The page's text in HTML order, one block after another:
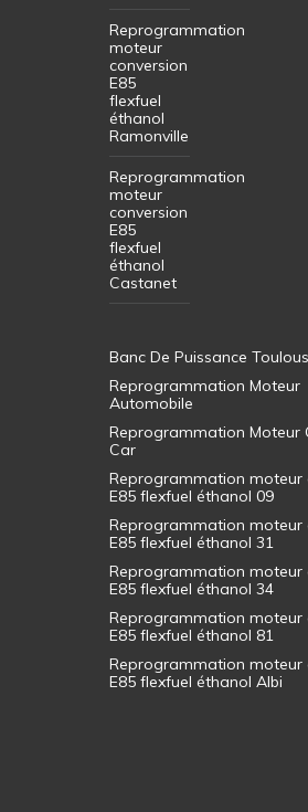
Reprogrammation
moteur
conversion
E85
flexfuel
éthanol
Ramonville
Reprogrammation
moteur
conversion
E85
flexfuel
éthanol
Castanet
Banc De Puissance
Reprogrammation Moteur
Automobile
Reprogrammation Moteur
Car
Reprogrammation moteur
E85 flexfuel éthanol 09
Reprogrammation moteur
E85 flexfuel éthanol 31
Reprogrammation moteur
E85 flexfuel éthanol 34
Reprogrammation moteur
E85 flexfuel éthanol 81
Reprogrammation moteur
E85 flexfuel éthanol Albi